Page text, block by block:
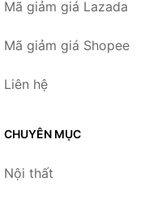
Mã giảm giá Lazada
Mã giảm giá Shopee
Liên hệ
CHUYÊN MỤC
Nội thất